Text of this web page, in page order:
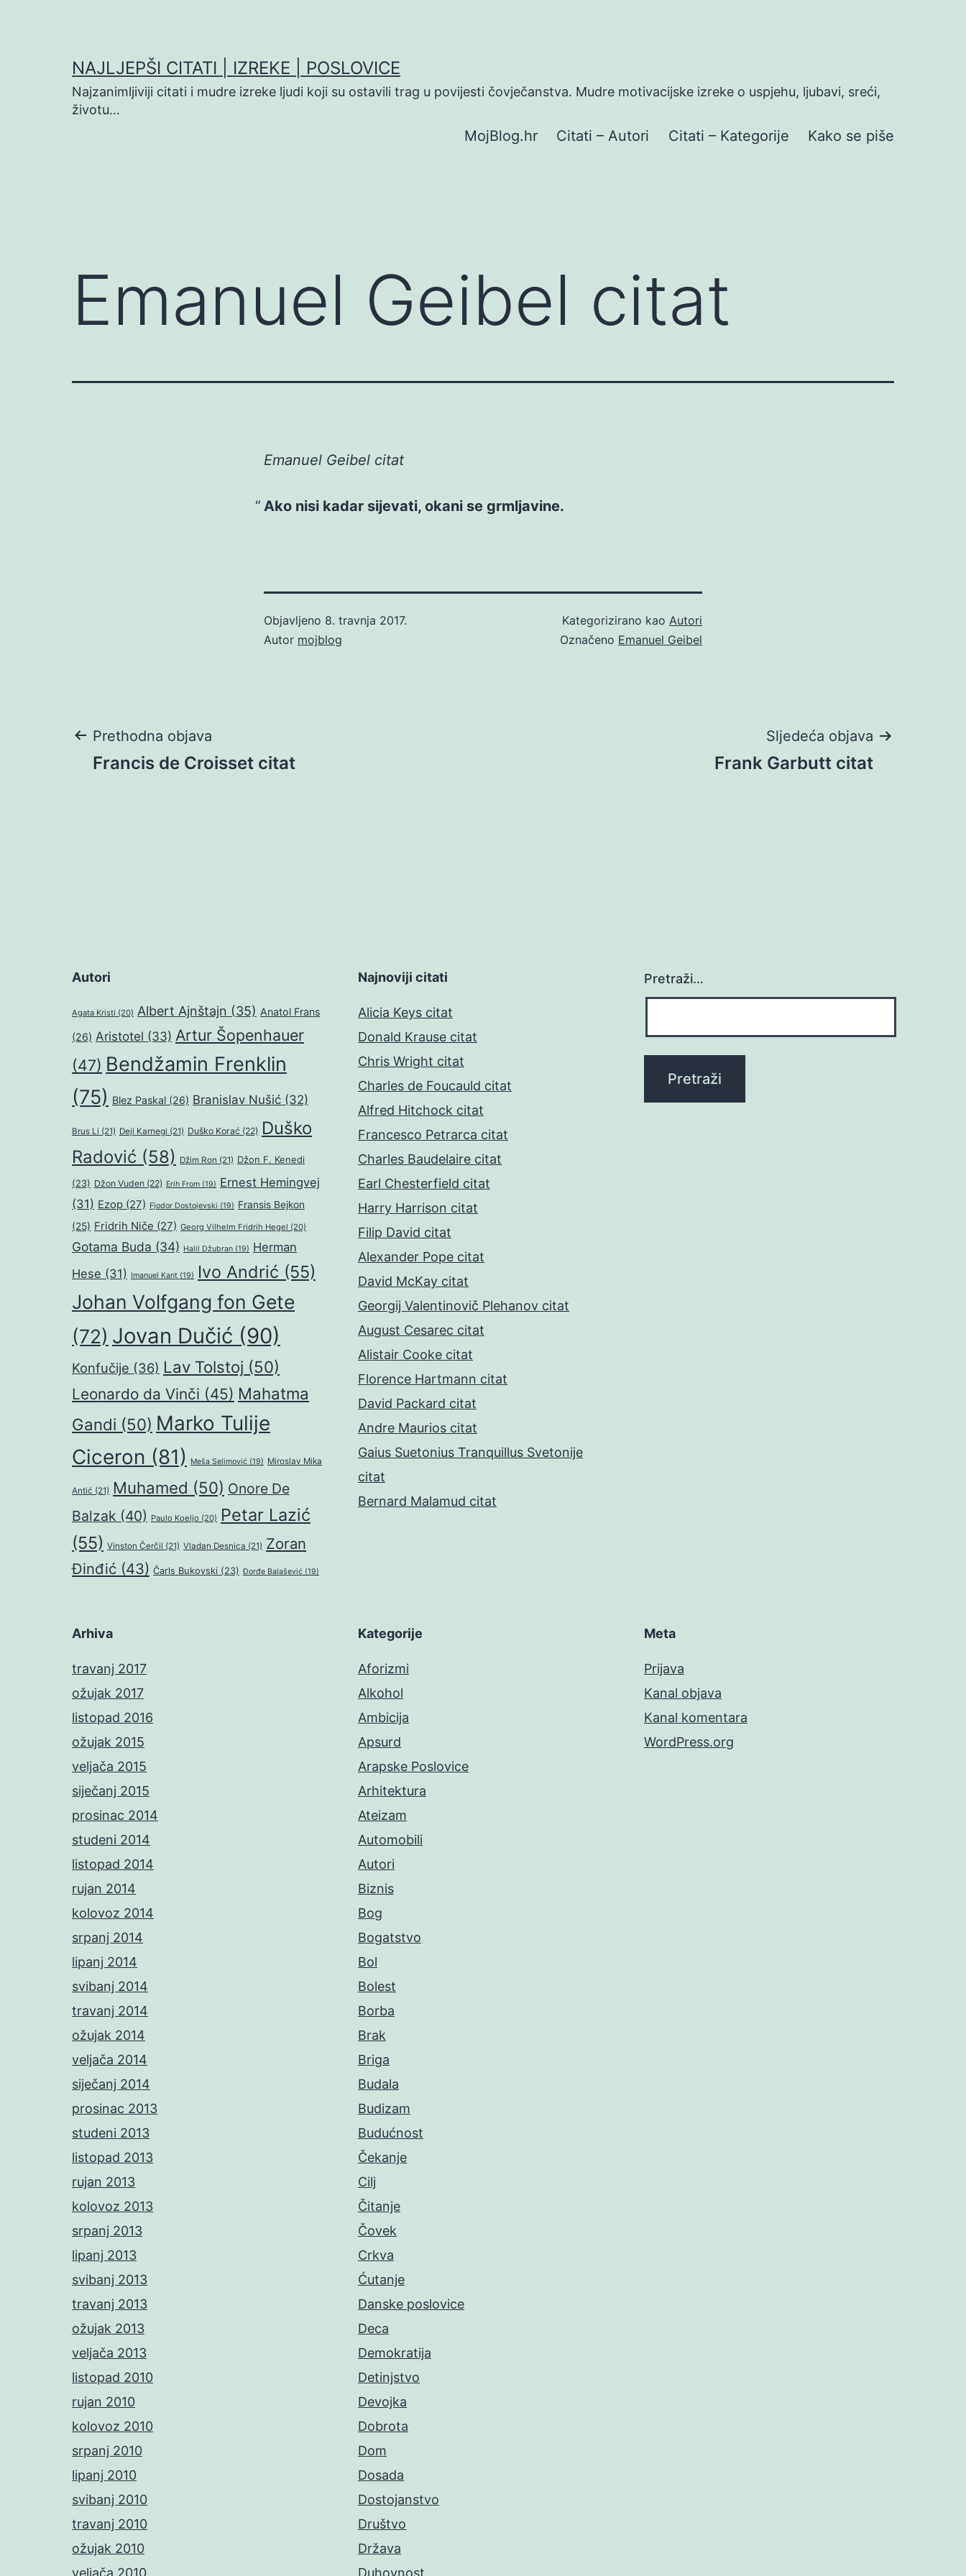
NAJLJEPŠI CITATI | IZREKE | POSLOVICE
Najzanimljiviji citati i mudre izreke ljudi koji su ostavili trag u povijesti čovječanstva. Mudre motivacijske izreke o uspjehu, ljubavi, sreći,
životu…
MojBlog.hr Citati – Autori Citati – Kategorije Kako se piše
Emanuel Geibel citat
Emanuel Geibel citat
Ako nisi kadar sijevati, okani se grmljavine.
Objavljeno 8. travnja 2017.
Autor mojblog
Kategorizirano kao Autori
Označeno Emanuel Geibel
Navigacija
Prethodna objava
Francis de Croisset citat
Sljedeća objava
Frank Garbutt citat
Autori
Agata Kristi (20) Albert Ajnštajn (35) Anatol Frans
(26) Aristotel (33) Artur Šopenhauer
(47) Bendžamin Frenklin
(75) Blez Paskal (26) Branislav Nušić (32)
Brus Li (21) Dejl Karnegi (21) Duško Korać (22) Duško
Radović (58) Džim Ron (21) Džon F. Kenedi
(23) Džon Vuden (22) Erih From (19) Ernest Hemingvej
(31) Ezop (27) Fjodor Dostojevski (19) Fransis Bejkon
(25) Fridrih Niče (27) Georg Vilhelm Fridrih Hegel (20)
Gotama Buda (34) Halil Džubran (19) Herman
Hese (31) Imanuel Kant (19) Ivo Andrić (55)
Johan Volfgang fon Gete
(72) Jovan Dučić (90)
Konfučije (36) Lav Tolstoj (50)
Leonardo da Vinči (45) Mahatma
Gandi (50) Marko Tulije
Ciceron (81) Meša Selimović (19) Miroslav Mika
Antić (21) Muhamed (50) Onore De
Balzak (40) Paulo Koeljo (20) Petar Lazić
(55) Vinston Čerčil (21) Vladan Desnica (21) Zoran
Đinđić (43) Čarls Bukovski (23) Đorđe Balašević (19)
Najnoviji citati
Alicia Keys citat
Donald Krause citat
Chris Wright citat
Charles de Foucauld citat
Alfred Hitchock citat
Francesco Petrarca citat
Charles Baudelaire citat
Earl Chesterfield citat
Harry Harrison citat
Filip David citat
Alexander Pope citat
David McKay citat
Georgij Valentinovič Plehanov citat
August Cesarec citat
Alistair Cooke citat
Florence Hartmann citat
David Packard citat
Andre Maurios citat
Gaius Suetonius Tranquillus Svetonije
citat
Bernard Malamud citat
Pretraži…
Arhiva
travanj 2017
ožujak 2017
listopad 2016
ožujak 2015
veljača 2015
siječanj 2015
prosinac 2014
studeni 2014
listopad 2014
rujan 2014
kolovoz 2014
srpanj 2014
lipanj 2014
svibanj 2014
travanj 2014
ožujak 2014
veljača 2014
siječanj 2014
prosinac 2013
studeni 2013
listopad 2013
rujan 2013
kolovoz 2013
srpanj 2013
lipanj 2013
svibanj 2013
travanj 2013
ožujak 2013
veljača 2013
listopad 2010
rujan 2010
kolovoz 2010
srpanj 2010
lipanj 2010
svibanj 2010
travanj 2010
ožujak 2010
veljača 2010
Kategorije
Aforizmi
Alkohol
Ambicija
Apsurd
Arapske Poslovice
Arhitektura
Ateizam
Automobili
Autori
Biznis
Bog
Bogatstvo
Bol
Bolest
Borba
Brak
Briga
Budala
Budizam
Budućnost
Čekanje
Cilj
Čitanje
Čovek
Crkva
Ćutanje
Danske poslovice
Deca
Demokratija
Detinjstvo
Devojka
Dobrota
Dom
Dosada
Dostojanstvo
Društvo
Država
Duhovnost
Meta
Prijava
Kanal objava
Kanal komentara
WordPress.org